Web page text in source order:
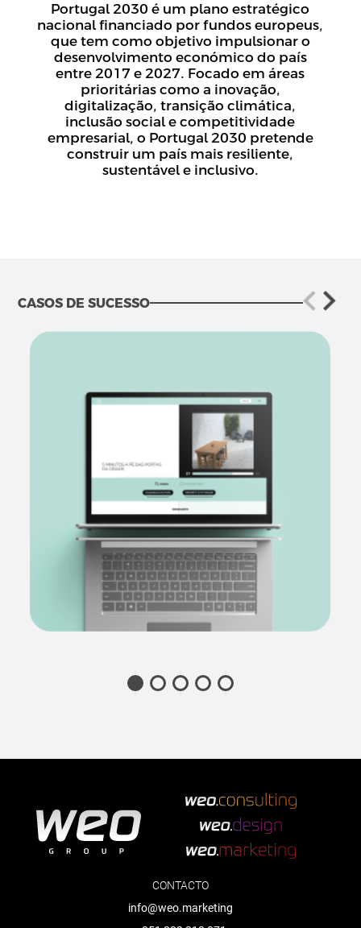
Portugal 2030 é um plano estratégico
nacional financiado por fundos europeus,
que tem como objetivo impulsionar o
desenvolvimento económico do país
entre 2017 e 2027. Focado em áreas
prioritárias como a inovação,
digitalização, transição climática,
inclusão social e competitividade
empresarial, o Portugal 2030 pretende
construir um país mais resiliente,
sustentável e inclusivo.
CASOS DE SUCESSO
CONTACTO
info@weo.marketing